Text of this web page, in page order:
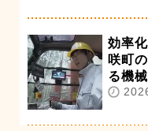
効率
咲町
る機